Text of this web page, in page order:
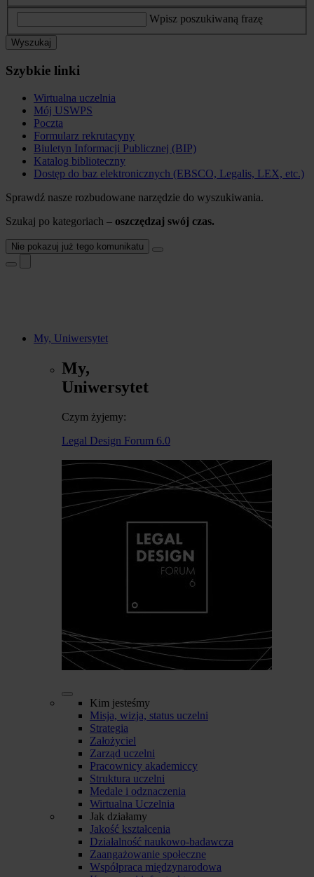
Wpisz poszukiwaną frazę
Wyszukaj
Szybkie linki
Wirtualna uczelnia
Mój USWPS
Poczta
Formularz rekrutacyny
Biuletyn Informacji Publicznej (BIP)
Katalog biblioteczny
Dostęp do baz elektronicznych (EBSCO, Legalis, LEX, etc.)
Sprawdź nasze rozbudowane narzędzie do wyszukiwania.
Szukaj po kategoriach – oszczędzaj swój czas.
Nie pokazuj już tego komunikatu
My, Uniwersytet
My,
Uniwersytet
Czym żyjemy:
Legal Design Forum 6.0
Kim jesteśmy
Misja, wizja, status uczelni
Strategia
Założyciel
Zarząd uczelni
Pracownicy akademiccy
Struktura uczelni
Medale i odznaczenia
Wirtualna Uczelnia
Jak działamy
Jakość kształcenia
Działalność naukowo-badawcza
Zaangażowanie społeczne
Współpraca międzynarodowa